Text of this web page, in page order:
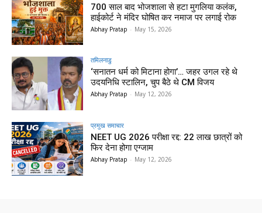
700 साल बाद भोजशाला से हटा मुगलिया कलंक,
हाईकोर्ट ने मंदिर घोषित कर नमाज पर लगाई रोक
Abhay Pratap - May 15, 2026
तमिलनाडु
‘सनातन धर्म को मिटाना होगा’… जहर उगल रहे थे
उदयनिधि स्टालिन, चुप बैठे थे CM विजय
Abhay Pratap - May 12, 2026
प्रमुख समाचार‎
NEET UG 2026 परीक्षा रद्द: 22 लाख छात्रों को
फिर देना होगा एग्जाम
Abhay Pratap - May 12, 2026